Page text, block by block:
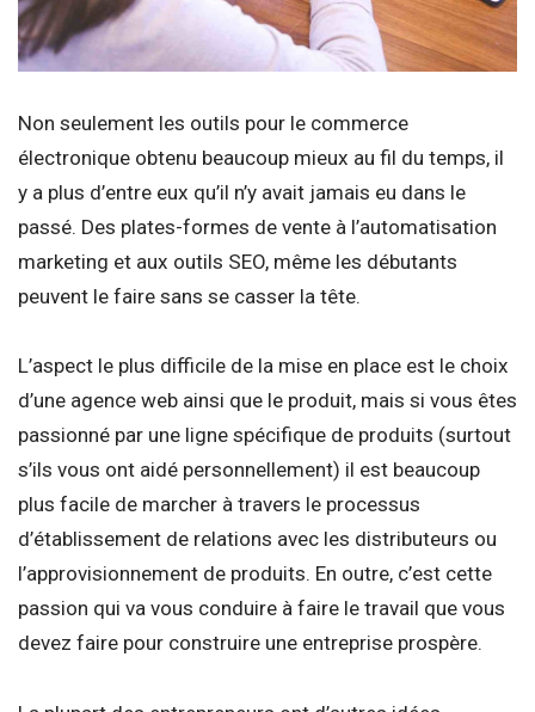
Non seulement les outils pour le commerce
électronique obtenu beaucoup mieux au fil du temps, il
y a plus d’entre eux qu’il n’y avait jamais eu dans le
passé. Des plates-formes de vente à l’automatisation
marketing et aux outils SEO, même les débutants
peuvent le faire sans se casser la tête.
L’aspect le plus difficile de la mise en place est le choix
d’une agence web ainsi que le produit, mais si vous êtes
passionné par une ligne spécifique de produits (surtout
s’ils vous ont aidé personnellement) il est beaucoup
plus facile de marcher à travers le processus
d’établissement de relations avec les distributeurs ou
l’approvisionnement de produits. En outre, c’est cette
passion qui va vous conduire à faire le travail que vous
devez faire pour construire une entreprise prospère.